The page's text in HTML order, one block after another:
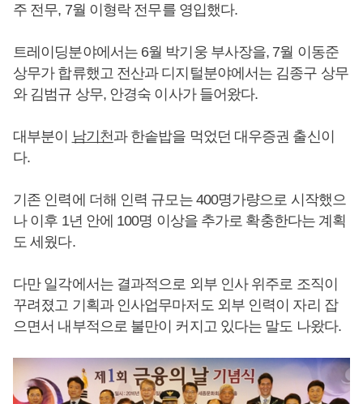
주 전무, 7월 이형락 전무를 영입했다.
트레이딩분야에서는 6월 박기웅 부사장을, 7월 이동준
상무가 합류했고 전산과 디지털분야에서는 김종구 상무
와 김범규 상무, 안경숙 이사가 들어왔다.
대부분이 남기천과 한솥밥을 먹었던 대우증권 출신이
다.
기존 인력에 더해 인력 규모는 400명가량으로 시작했으
나 이후 1년 안에 100명 이상을 추가로 확충한다는 계획
도 세웠다.
다만 일각에서는 결과적으로 외부 인사 위주로 조직이
꾸려졌고 기획과 인사업무마저도 외부 인력이 자리 잡
으면서 내부적으로 불만이 커지고 있다는 말도 나왔다.